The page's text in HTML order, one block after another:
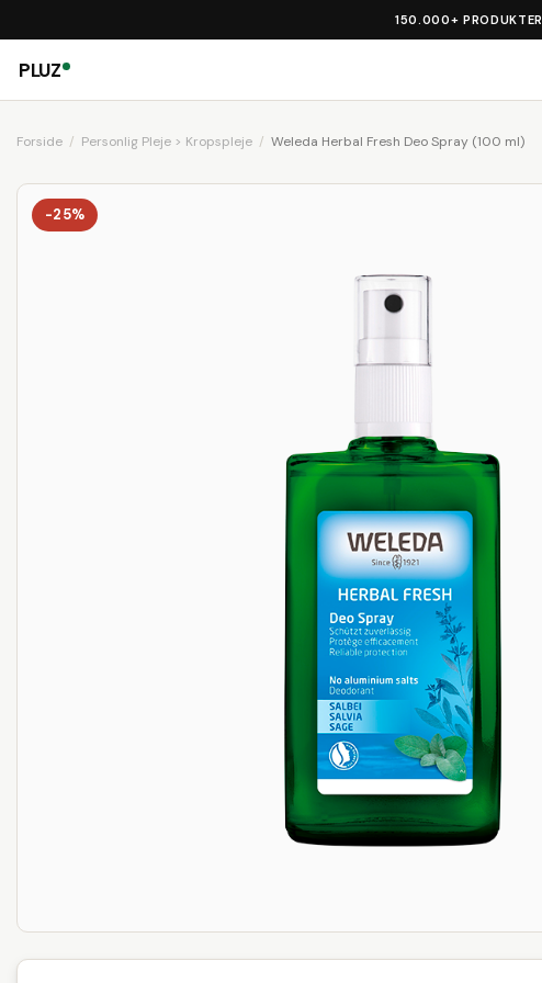
150.000+ PRODUKTER
PLUZ
Forside Personlig Pleje > Kropspleje Weleda Herbal Fresh Deo Spray (100 ml)
-25%